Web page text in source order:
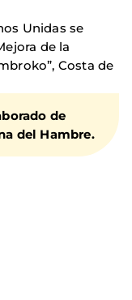
Unidas se
de la
Costa de
de
del Hambre.